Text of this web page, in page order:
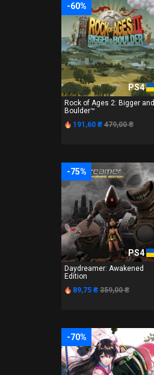
-60%
PS4
Rock of Ages 2: Bigger and
Boulder™
191,60 ₴ 479,00 ₴
-75%
PS4
Daydreamer: Awakened
Edition
89,75 ₴ 359,00 ₴
-70%